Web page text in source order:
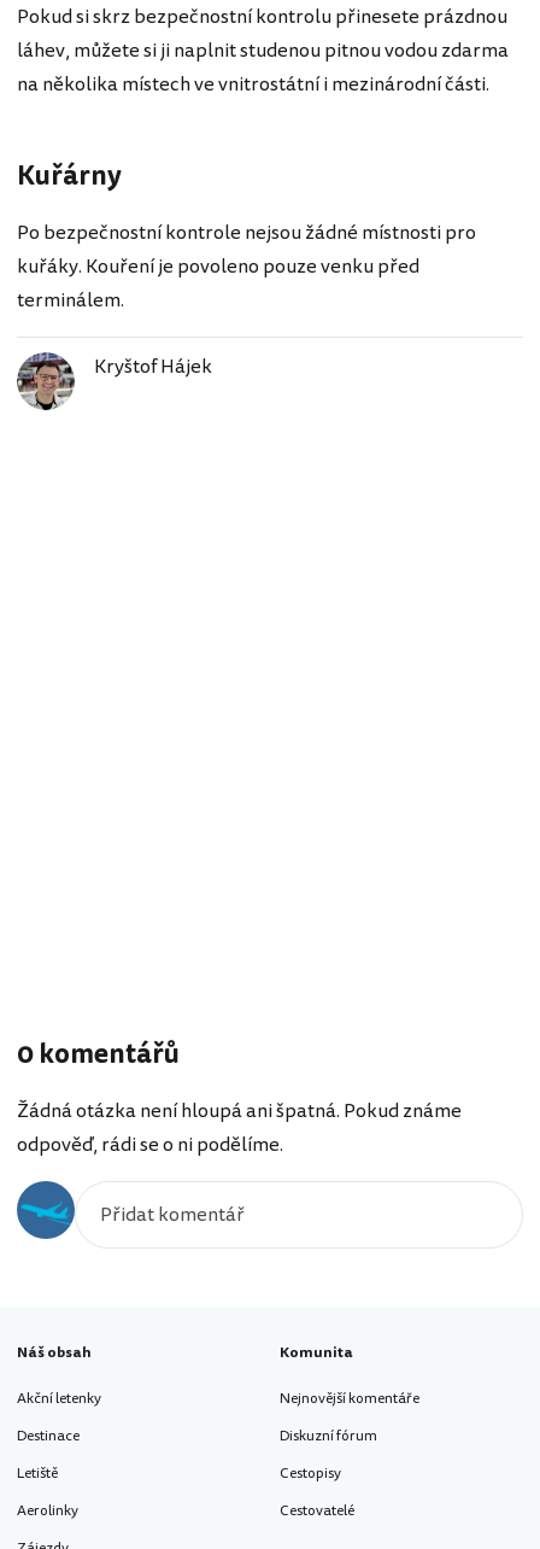
Pokud si skrz bezpečnostní kontrolu přinesete prázdnou
láhev, můžete si ji naplnit studenou pitnou vodou zdarma
na několika místech ve vnitrostátní i mezinárodní části.
Kuřárny
Po bezpečnostní kontrole nejsou žádné místnosti pro
kuřáky. Kouření je povoleno pouze venku před
terminálem.
Kryštof Hájek
0 komentářů
Žádná otázka není hloupá ani špatná. Pokud známe
odpověď, rádi se o ni podělíme.
Náš obsah
Akční letenky
Destinace
Letiště
Aerolinky
Komunita
Nejnovější komentáře
Diskuzní fórum
Cestopisy
Cestovatelé